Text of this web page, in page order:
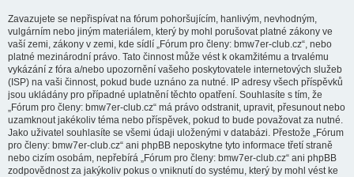
Zavazujete se nepřispívat na fórum pohoršujícím, hanlivým, nevhodným,
vulgárním nebo jiným materiálem, který by mohl porušovat platné zákony ve
vaší zemi, zákony v zemi, kde sídlí „Fórum pro členy: bmw7er-club.cz“, nebo
platné mezinárodní právo. Tato činnost může vést k okamžitému a trvalému
vykázání z fóra a/nebo upozornění vašeho poskytovatele internetových služeb
(ISP) na vaši činnost, pokud bude uznáno za nutné. IP adresy všech příspěvků
jsou ukládány pro případné uplatnění těchto opatření. Souhlasíte s tím, že
„Fórum pro členy: bmw7er-club.cz“ má právo odstranit, upravit, přesunout nebo
uzamknout jakékoliv téma nebo příspěvek, pokud to bude považovat za nutné.
Jako uživatel souhlasíte se všemi údaji uloženými v databázi. Přestože „Fórum
pro členy: bmw7er-club.cz“ ani phpBB neposkytne tyto informace třetí straně
nebo cizím osobám, nepřebírá „Fórum pro členy: bmw7er-club.cz“ ani phpBB
zodpovědnost za jakýkoliv pokus o vniknutí do systému, který by mohl vést ke